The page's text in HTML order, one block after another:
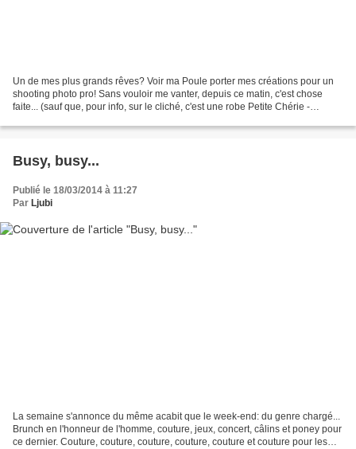
Un de mes plus grands rêves? Voir ma Poule porter mes créations pour un
shooting photo pro! Sans vouloir me vanter, depuis ce matin, c'est chose
faite... (sauf que, pour info, sur le cliché, c'est une robe Petite Chérie -
Busy, busy...
Publié le 18/03/2014 à 11:27
Par Ljubi
La semaine s'annonce du même acabit que le week-end: du genre chargé...
Brunch en l'honneur de l'homme, couture, jeux, concert, câlins et poney pour
ce dernier. Couture, couture, couture, couture, couture et couture pour les